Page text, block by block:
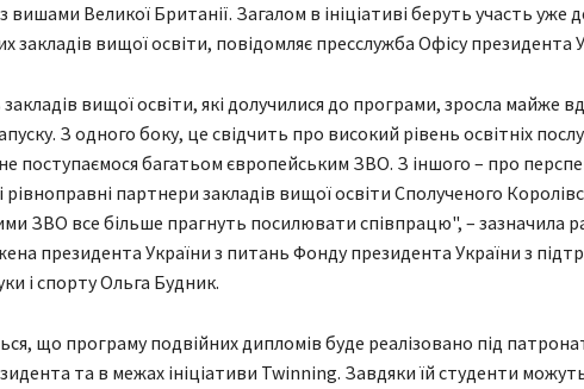
вишами Великої Британії. Загалом в ініціативі беруть участь уже
закладів вищої освіти, повідомляє пресслужба Офісу президента
закладів вищої освіти, які долучилися до програми, зросла майже
З одного боку, це свідчить про високий рівень освітніх
поступаємося багатьом європейським ЗВО. З іншого – про
рівноправні партнери закладів вищої освіти Сполученого
ЗВО все більше прагнуть посилювати співпрацю", – зазначила
президента України з питань Фонду президента України з
і спорту Ольга Будник.
що програму подвійних дипломів буде реалізовано під
та в межах ініціативи Twinning. Завдяки їй студенти